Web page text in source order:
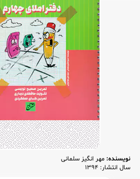
نویسنده: مهر انگیز سلمانی
سال انتشار: 1394